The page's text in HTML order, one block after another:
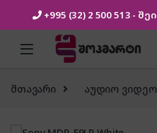
+995 (32) 2 500 513 -
Skip to navigation
Skip to content
მთავარი აუდიო ვიდეო